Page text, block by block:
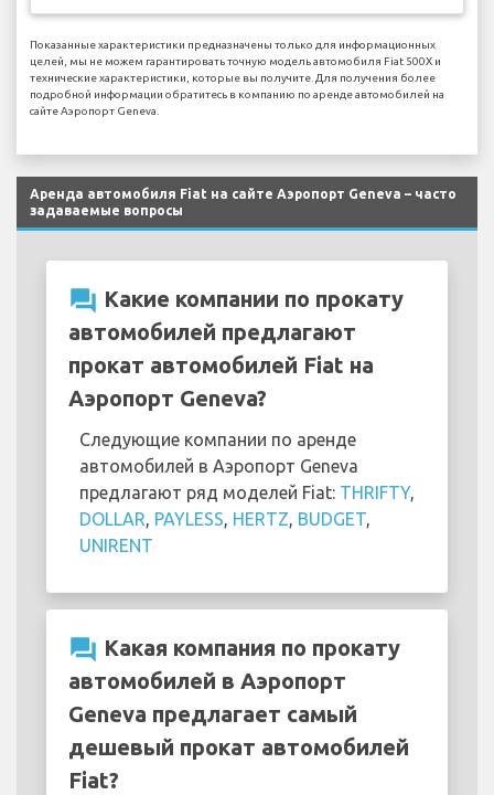
Показанные характеристики предназначены только для информационных
целей, мы не можем гарантировать точную модель автомобиля Fiat 500X и
технические характеристики, которые вы получите. Для получения более
подробной информации обратитесь в компанию по аренде автомобилей на
сайте Аэропорт Geneva.
Аренда автомобиля Fiat на сайте Аэропорт Geneva – часто
задаваемые вопросы
question_answer Какие компании по прокату
автомобилей предлагают
прокат автомобилей Fiat на
Аэропорт Geneva?
Следующие компании по аренде
автомобилей в Аэропорт Geneva
предлагают ряд моделей Fiat: THRIFTY,
DOLLAR, PAYLESS, HERTZ, BUDGET,
UNIRENT
question_answer Какая компания по прокату
автомобилей в Аэропорт
Geneva предлагает самый
дешевый прокат автомобилей
Fiat?